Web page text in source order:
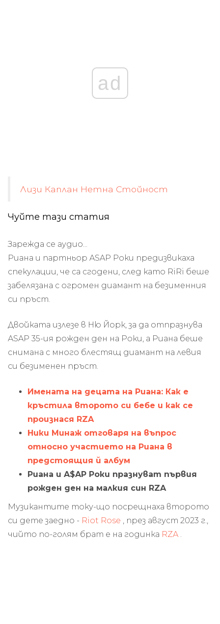
ad
Лизи Каплан Нетна Стойност
Чуйте тази статия
Зарежда се аудио...
Риана и партньор ASAP Роки предизвикаха
спекулации, че са сгодени, след като RiRi беше
забелязана с огромен диамант на безименния
си пръст.
Двойката излезе в Ню Йорк, за да отпразнува
ASAP 35-ия рожден ден на Роки, а Риана беше
снимана с много блестящ диамант на левия
си безименен пръст.
Имената на децата на Риана: Как е
кръстила второто си бебе и как се
произнася RZA
Ники Минаж отговаря на въпрос
относно участието на Риана в
предстоящия й албум
Риана и A$AP Роки празнуват първия
рожден ден на малкия син RZA
Музикантите току-що посрещнаха второто
си дете заедно - Riot Rose , през август 2023 г.,
чийто по-голям брат е на годинка RZA .